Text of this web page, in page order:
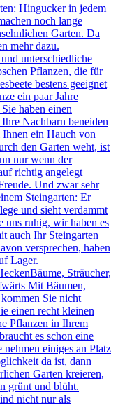
Hingucker in jedem
noch lange
Garten. Da
mehr dazu.
unterschiedliche
Pflanzen, die für
bestens geeignet
ein paar Jahre
haben einen
Nachbarn beneiden
ein Hauch von
den Garten weht, ist
nur wenn der
richtig angelegt
Und zwar sehr
Steingarten: Er
und sieht verdammt
uns ruhig, wir haben es
auch Ihr Steingarten
versprechen, haben
Lager.
Bäume, Sträucher,
Mit Bäumen,
Sie nicht
einen recht kleinen
Pflanzen in Ihrem
es schon eine
nehmen einiges an Platz
da ist, dann
Garten kreieren,
grünt und blüht.
nicht nur als